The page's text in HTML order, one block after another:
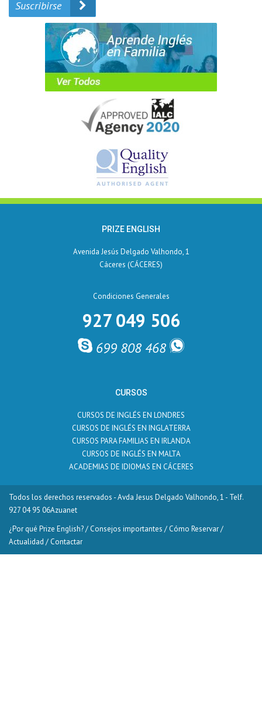
Suscribirse
PRIZE ENGLISH
Avenida Jesús Delgado Valhondo, 1
Cáceres (CÁCERES)
Condiciones Generales
927 049 506
699 808 468
CURSOS
CURSOS DE INGLÉS EN LONDRES
CURSOS DE INGLÉS EN INGLATERRA
CURSOS PARA FAMILIAS EN IRLANDA
CURSOS DE INGLÉS EN MALTA
ACADEMIAS DE IDIOMAS EN CÁCERES
Todos los derechos reservados - Avda Jesus Delgado Valhondo, 1 - Telf.
927 04 95 06Azuanet
¿Por qué Prize English?/ Consejos importantes / Cómo Reservar/
Actualidad / Contactar